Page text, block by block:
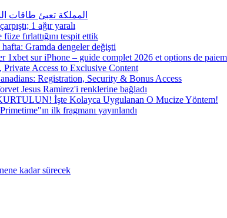
المملكة تعبئ طاقات
1 ağır yaralı
fırlattığını tespit ettik
hafta: Gramda dengeler değişti
1xbet sur iPhone – guide complet 2026 et options de
Access to Exclusive Content
Registration, Security & Bonus Access
Jesus Ramirez'i renklerine bağladı
İşte Kolayca Uygulanan O Mucize Yöntem!
ilk fragmanı yayınlandı
kadar sürecek